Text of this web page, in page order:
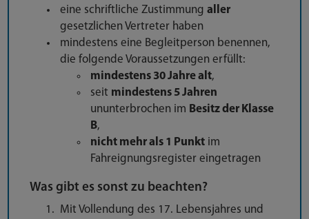
eine schriftliche Zustimmung aller
gesetzlichen Vertreter haben
mindestens eine Begleitperson benennen,
die folgende Voraussetzungen erfüllt:
mindestens 30 Jahre alt,
seit mindestens 5 Jahren
ununterbrochen im Besitz der Klasse
B,
nicht mehr als 1 Punkt im
Fahreignungsregister eingetragen
Was gibt es sonst zu beachten?
Mit Vollendung des 17. Lebensjahres und